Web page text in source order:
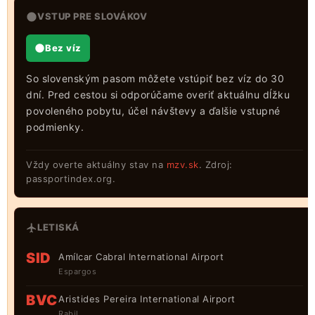
VSTUP PRE SLOVÁKOV
Bez víz
So slovenským pasom môžete vstúpiť bez víz do 30
dní. Pred cestou si odporúčame overiť aktuálnu dĺžku
povoleného pobytu, účel návštevy a ďalšie vstupné
podmienky.
Vždy overte aktuálny stav na mzv.sk. Zdroj:
passportindex.org.
LETISKÁ
SID Amílcar Cabral International Airport
Espargos
BVCAristides Pereira International Airport